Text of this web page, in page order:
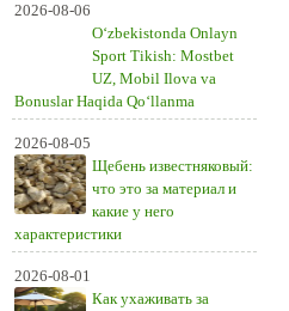
2026-08-06
O‘zbekistonda Onlayn
Sport Tikish: Mostbet
UZ, Mobil Ilova va
Bonuslar Haqida Qo‘llanma
2026-08-05
Щебень известняковый:
что это за материал и
какие у него
характеристики
2026-08-01
Как ухаживать за